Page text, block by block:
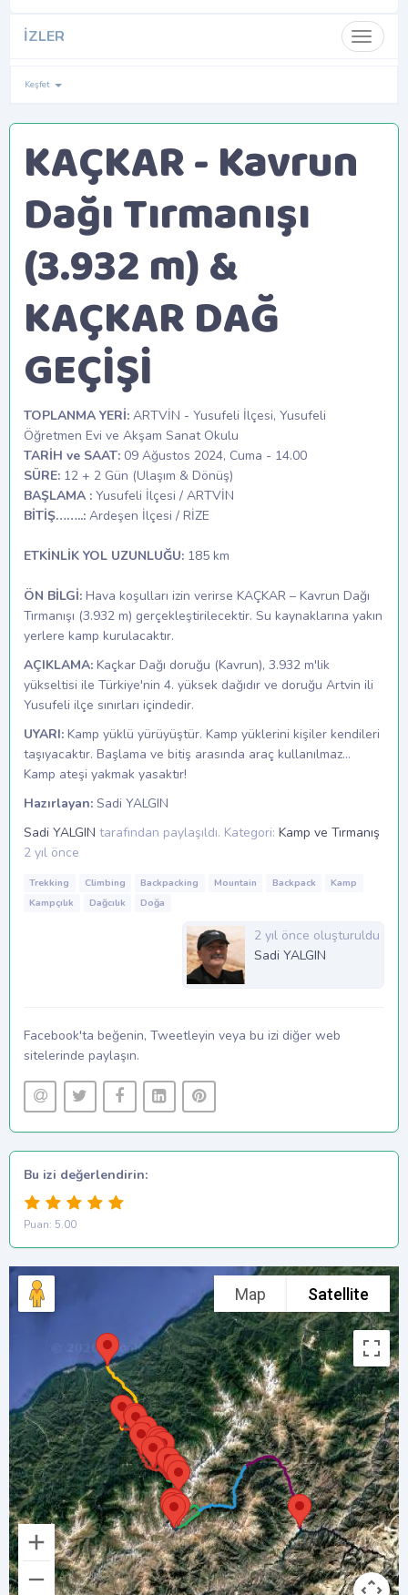
Toggle
İZLER
Keşfet
KAÇKAR - Kavrun
Dağı Tırmanışı
(3.932 m) &
KAÇKAR DAĞ
GEÇİŞİ
TOPLANMA YERİ: ARTVİN - Yusufeli İlçesi, Yusufeli
Öğretmen Evi ve Akşam Sanat Okulu
TARİH ve SAAT: 09 Ağustos 2024, Cuma - 14.00
SÜRE: 12 + 2 Gün (Ulaşım & Dönüş)
BAŞLAMA : Yusufeli İlçesi / ARTVİN
BİTİŞ……..: Ardeşen İlçesi / RİZE
ETKİNLİK YOL UZUNLUĞU: 185 km
ÖN BİLGİ: Hava koşulları izin verirse KAÇKAR – Kavrun Dağı
Tırmanışı (3.932 m) gerçekleştirilecektir. Su kaynaklarına yakın
yerlere kamp kurulacaktır.
AÇIKLAMA: Kaçkar Dağı doruğu (Kavrun), 3.932 m'lik
yükseltisi ile Türkiye'nin 4. yüksek dağıdır ve doruğu Artvin ili
Yusufeli ilçe sınırları içindedir.
UYARI: Kamp yüklü yürüyüştür. Kamp yüklerini kişiler kendileri
taşıyacaktır. Başlama ve bitiş arasında araç kullanılmaz…
Kamp ateşi yakmak yasaktır!
Hazırlayan: Sadi YALGIN
Sadi YALGIN tarafından paylaşıldı. Kategori: Kamp ve Tırmanış
2 yıl önce
Trekking Climbing Backpacking Mountain Backpack
Kamp
Kampçılık
Dağcılık Doğa
2 yıl önce oluşturuldu
Sadi YALGIN
Facebook'ta beğenin, Tweetleyin veya bu izi diğer web
sitelerinde paylaşın.
Bu izi değerlendirin:
Puan: 5.00
Map Satellite